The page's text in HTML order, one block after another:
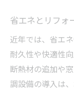
介
信頼を築
信頼で
埼玉リ
おしゃ
省エネとリフォ
近年では、省エ
耐久性や快適性
断熱材の追加や
調設備の導入は